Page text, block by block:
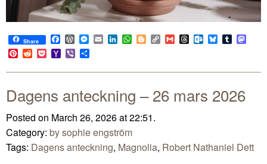
Share Facebook
WordPress
Messenger
EmailLinkedIn
WhatsApp
BloggerCopy
Link
GmailThreadsOutlook.com
BlueskyTumblr
Pinterest
RedditPocketYahoo
Mail
Viber
Dagens anteckning – 26 mars 2026
Posted on March 26, 2026 at 22:51.
Category: by sophie engström
Tags: Dagens anteckning, Magnolia, Robert Nathaniel Dett